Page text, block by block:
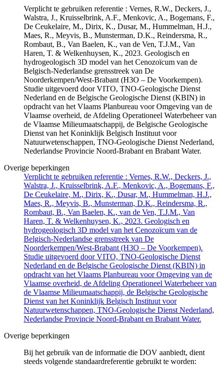
Verplicht te gebruiken referentie : Vernes, R.W., Deckers, J.,
Walstra, J., Kruisselbrink, A.F., Menkovic, A., Bogemans, F.,
De Ceukelaire, M., Dirix, K., Dusar, M., Hummelman, H.J.,
Maes, R., Meyvis, B., Munsterman, D.K., Reindersma, R.,
Rombaut, B., Van Baelen, K., van de Ven, T.J.M., Van
Haren, T. & Welkenhuysen, K., 2023. Geologisch en
hydrogeologisch 3D model van het Cenozoïcum van de
Belgisch-Nederlandse grensstreek van De
Noorderkempen/West-Brabant (H3O – De Voorkempen).
Studie uitgevoerd door VITO, TNO-Geologische Dienst
Nederland en de Belgische Geologische Dienst (KBIN) in
opdracht van het Vlaams Planbureau voor Omgeving van de
Vlaamse overheid, de Afdeling Operationeel Waterbeheer van
de Vlaamse Milieumaatschappij, de Belgische Geologische
Dienst van het Koninklijk Belgisch Instituut voor
Natuurwetenschappen, TNO-Geologische Dienst Nederland,
Nederlandse Provincie Noord-Brabant en Brabant Water.
Overige beperkingen
Verplicht te gebruiken referentie : Vernes, R.W., Deckers, J.,
Walstra, J., Kruisselbrink, A.F., Menkovic, A., Bogemans, F.,
De Ceukelaire, M., Dirix, K., Dusar, M., Hummelman, H.J.,
Maes, R., Meyvis, B., Munsterman, D.K., Reindersma, R.,
Rombaut, B., Van Baelen, K., van de Ven, T.J.M., Van
Haren, T. & Welkenhuysen, K., 2023. Geologisch en
hydrogeologisch 3D model van het Cenozoïcum van de
Belgisch-Nederlandse grensstreek van De
Noorderkempen/West-Brabant (H3O – De Voorkempen).
Studie uitgevoerd door VITO, TNO-Geologische Dienst
Nederland en de Belgische Geologische Dienst (KBIN) in
opdracht van het Vlaams Planbureau voor Omgeving van de
Vlaamse overheid, de Afdeling Operationeel Waterbeheer van
de Vlaamse Milieumaatschappij, de Belgische Geologische
Dienst van het Koninklijk Belgisch Instituut voor
Natuurwetenschappen, TNO-Geologische Dienst Nederland,
Nederlandse Provincie Noord-Brabant en Brabant Water.
Overige beperkingen
Bij het gebruik van de informatie die DOV aanbiedt, dient
steeds volgende standaardreferentie gebruikt te worden: